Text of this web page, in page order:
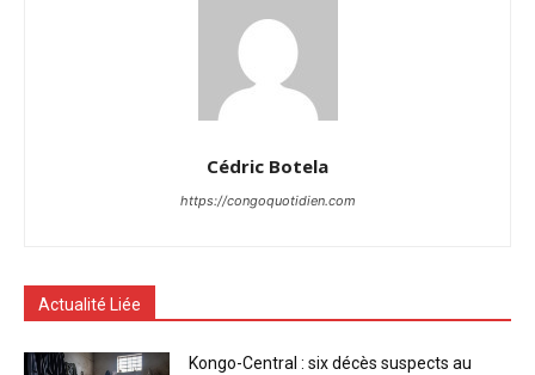
Cédric Botela
https://congoquotidien.com
Actualité Liée
Kongo-Central : six décès suspects au